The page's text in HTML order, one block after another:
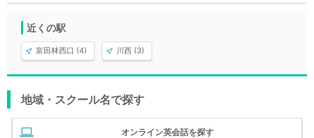
近くの駅
富田林西口 (4) 川西 (3)
地域・スクール名で探す
オンライン英会話を探す